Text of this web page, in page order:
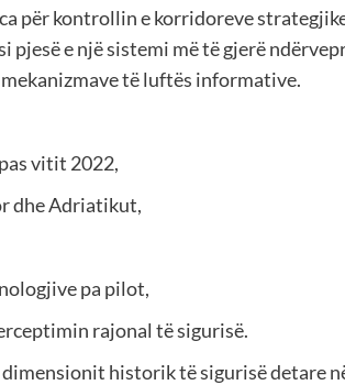
për kontrollin e korridoreve
pjesë e një sistemi më të gjerë
të luftës informative.
vitit 2022,
dhe Adriatikut,
pa pilot,
rajonal të sigurisë.
historik të sigurisë detare